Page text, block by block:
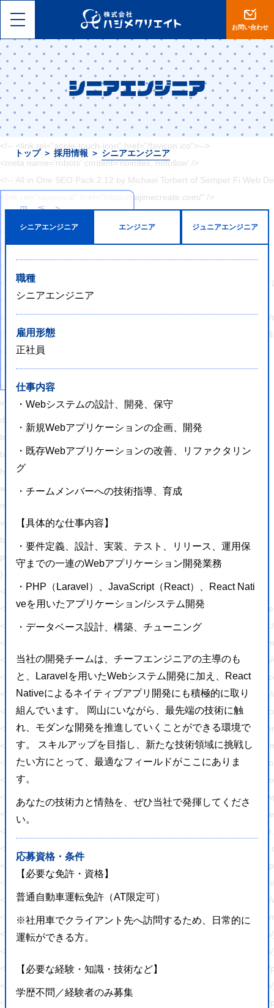
お問い合わせ
シニアエンジニア
トップ ＞ 採用情報 ＞ シニアエンジニア
シニアエンジニア エンジニア ジュニアエンジニア
職種
シニアエンジニア
雇用形態
正社員
仕事内容
・Webシステムの設計、開発、保守
・新規Webアプリケーションの企画、開発
・既存Webアプリケーションの改善、リファクタリン
グ
・チームメンバーへの技術指導、育成
【具体的な仕事内容】
・要件定義、設計、実装、テスト、リリース、運用保
守までの一連のWebアプリケーション開発業務
・PHP（Laravel）、JavaScript（React）、React Nati
veを用いたアプリケーション/システム開発
・データベース設計、構築、チューニング
当社の開発チームは、チーフエンジニアの主導のも
と、Laravelを用いたWebシステム開発に加え、React
Nativeによるネイティブアプリ開発にも積極的に取り
組んでいます。 岡山にいながら、最先端の技術に触
れ、モダンな開発を推進していくことができる環境で
す。 スキルアップを目指し、新たな技術領域に挑戦し
たい方にとって、最適なフィールドがここにありま
す。
あなたの技術力と情熱を、ぜひ当社で発揮してくださ
い。
応募資格・条件
【必要な免許・資格】
普通自動車運転免許（AT限定可）
※社用車でクライアント先へ訪問するため、日常的に
運転ができる方。
【必要な経験・知識・技術など】
学歴不問／経験者のみ募集
<html lang="ja">
<head>
<meta charset="utf-8">
<meta name="viewport" content="width=device-width, initial-scale=1,
<meta name="format-detection" content="telephone=no">
<title>【岡山】集客設計に自信あり。ホームページ制作・ECサイト
<!-- <link rel="shortcut icon" href="--><!--/favicon.ico">-->
<!-- <link rel="apple-touch-icon" href="/favicon.ico">-->
<meta name='robots' content='noindex, nofollow' />
<!-- All in One SEO Pack 2.12 by Michael Torbert of Semper Fi Web
<link rel="canonical" href="https://hajimecreate.com/" />
<link rel='dns-prefetch' href='//s0.wp.com' />
<link rel="alternate" type="application/rss+xml" title="【岡山】集客設
<script type="text/javascript">
window._wpemojiSettings = {"baseUrl":"https:\/\/s.w.org\/images\/
!function(e,a,t){var
</script>
<style type="text/css">
img.wp-smiley,
img.emoji {
display: inline !important;
border: none !important;
box-shadow: none !important;
height: 1em !important;
width: 1em !important;
margin: 0 .07em !important;
vertical-align: -0.1em !important;
background: none !important;
padding: 0 !important;
}
</style>
<link rel='stylesheet' id='wp-block-library-css' href='https://
<link rel='stylesheet' id='responsive-lightbox-swipebox-css'
<link rel='stylesheet' id='sb-type-std-css' href='https://
<link rel='stylesheet' id='sb-type-fb-css' href='https://
<link rel='stylesheet' id='sb-type-fb-flat-css' href='https://
<link rel='stylesheet' id='sb-type-ln-css' href='https://
<link rel='stylesheet' id='sb-type-ln-flat-css' href='https://
<link rel='stylesheet' id='sb-type-pink-css' href='https://
<link rel='stylesheet' id='sb-type-rtail-css' href='https://
<link rel='stylesheet' id='sb-type-drop-css' href='https://
<link rel='stylesheet' id='sb-type-think-css' href='https://
<link rel='stylesheet' id='sb-no-br-css' href='https://
<link rel='stylesheet' id='ppress-frontend-css' href='https://
<link rel='stylesheet' id='ppress-flatpickr-css' href='https://
<link rel='stylesheet' id='ppress-select2-css' href='https://
<link rel='stylesheet' id='slickcss-css' href='https://hajimecreate.com/
<link rel='stylesheet' id='slicktheme-css' href='https://
<link rel='stylesheet' id='valEngine-css' href='https://
<link rel='stylesheet' id='jetpack_css-css' href='https://
<script type='text/javascript' src='https://hajimecreate.com/wp-
<script type='text/javascript' src='https://hajimecreate.com/wp-
<script type='text/javascript' src='https://hajimecreate.com/wp-
<script type='text/javascript' src='https://hajimecreate.com/wp-
<script type='text/javascript' src='https://hajimecreate.com/wp-